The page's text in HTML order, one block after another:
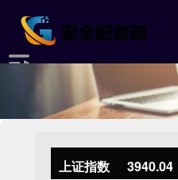
上证指数 3940.04